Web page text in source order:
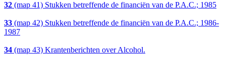
32 (map 41) Stukken betreffende de financiën van de P.A.C.; 1985
33 (map 42) Stukken betreffende de financiën van de P.A.C.; 1986-
1987
34 (map 43) Krantenberichten over Alcohol.